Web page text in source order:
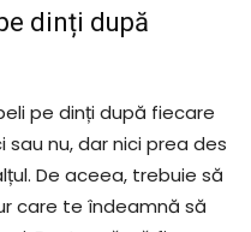
dinți după
pe dinți după fiecare
sau nu, dar nici prea des
De aceea, trebuie să
care te îndeamnă să